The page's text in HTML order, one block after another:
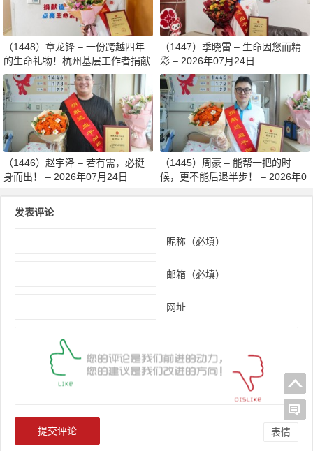
（1448）章龙锋 – 一份跨越四年
的生命礼物！杭州基层工作者捐献
造血干细胞传递希望 – 2026年07
月27日
（1447）季晓雷 – 生命因您而精
彩 – 2026年07月24日
（1446）赵宇泽 – 若有需，必挺
身而出！ – 2026年07月24日
（1445）周豪 – 能帮一把的时
候，更不能后退半步！ – 2026年0
发表评论
昵称（必填）
邮箱（必填）
网址
表情